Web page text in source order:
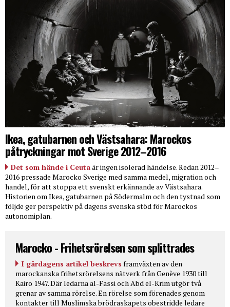
Ikea, gatubarnen och Västsahara: Marockos
påtryckningar mot Sverige 2012–2016
Det som hände i Ceutaär ingen isolerad händelse. Redan 2012–
2016 pressade Marocko Sverige med samma medel, migration och
handel, för att stoppa ett svenskt erkännande av Västsahara.
Historien om Ikea, gatubarnen på Södermalm och den tystnad som
följde ger perspektiv på dagens svenska stöd för Marockos
autonomiplan.
Marocko - Frihetsrörelsen som splittrades
I gårdagens artikel beskrevs framväxten av den
marockanska frihetsrörelsens nätverk från Genève 1930 till
Kairo 1947. Där ledarna al-Fassi och Abd el-Krim utgör två
grenar av samma rörelse. En rörelse som förenades genom
kontakter till Muslimska brödraskapets obestridde ledare